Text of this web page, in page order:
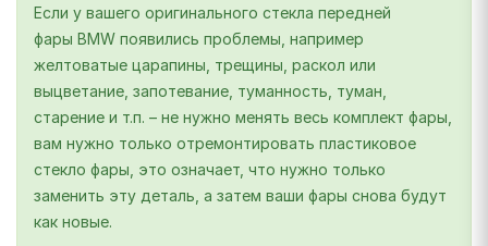
Если у вашего оригинального стекла передней
фары BMW появились проблемы, например
желтоватые царапины, трещины, раскол или
выцветание, запотевание, туманность, туман,
старение и т.п. – не нужно менять весь комплект фары,
вам нужно только отремонтировать пластиковое
стекло фары, это означает, что нужно только
заменить эту деталь, а затем ваши фары снова будут
как новые.